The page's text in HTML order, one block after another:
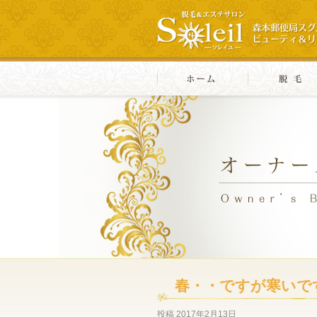
春・・ですが寒いで
投稿 2017年2月13日